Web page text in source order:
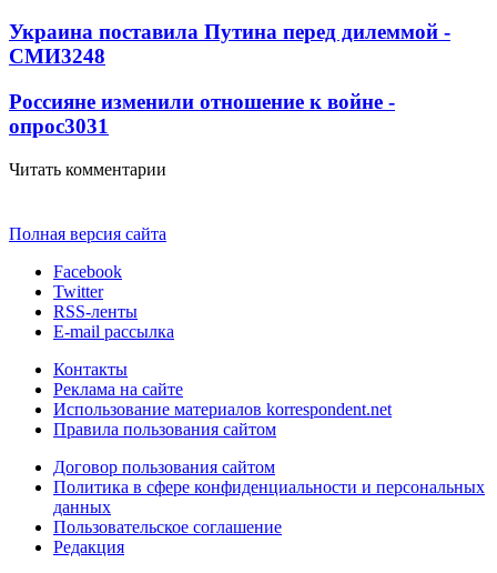
Украина поставила Путина перед дилеммой -
СМИ3248
Россияне изменили отношение к войне -
опрос3031
Читать комментарии
Полная версия сайта
Facebook
Twitter
RSS-ленты
E-mail рассылка
Контакты
Реклама на сайте
Использование материалов korrespondent.net
Правила пользования сайтом
Договор пользования сайтом
Политика в сфере конфиденциальности и персональных
данных
Пользовательское соглашение
Редакция